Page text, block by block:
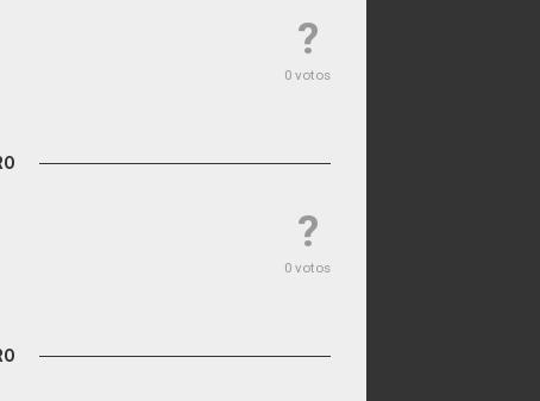
?
0 votos
?
0 votos